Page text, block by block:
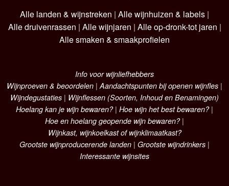
Alle landen & wijnstreken | Alle wijnhuizen & labels |
Alle druivenrassen | Alle wijnjaren | Alle op-dronk-tot jaren |
Alle smaken & smaakprofielen
Info voor wijnliefhebbers
Wijnproeven & beoordelen | Aandachtspunten bij openen wijnfles |
Wijndegustaties | Wijnflessen (Soorten, Inhoud en Benamingen)
Hoelang kan je wijn bewaren?| Hoe wijn het best bewaren?|
Hoe en hoelang geopende wijn bewaren?|
Wijnkast, wijnkoelkast of wijnklimaatkast?
Grootste wijnproducerende landen | Grootste wijndrinkers |
Interessante wijnsites